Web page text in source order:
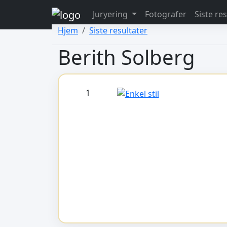
view: elements/_bootstrap_header_css.php
view: menus/_default.phpJuryering Fotografer
Siste
Hjem
Siste resultater
Berith Solberg
1